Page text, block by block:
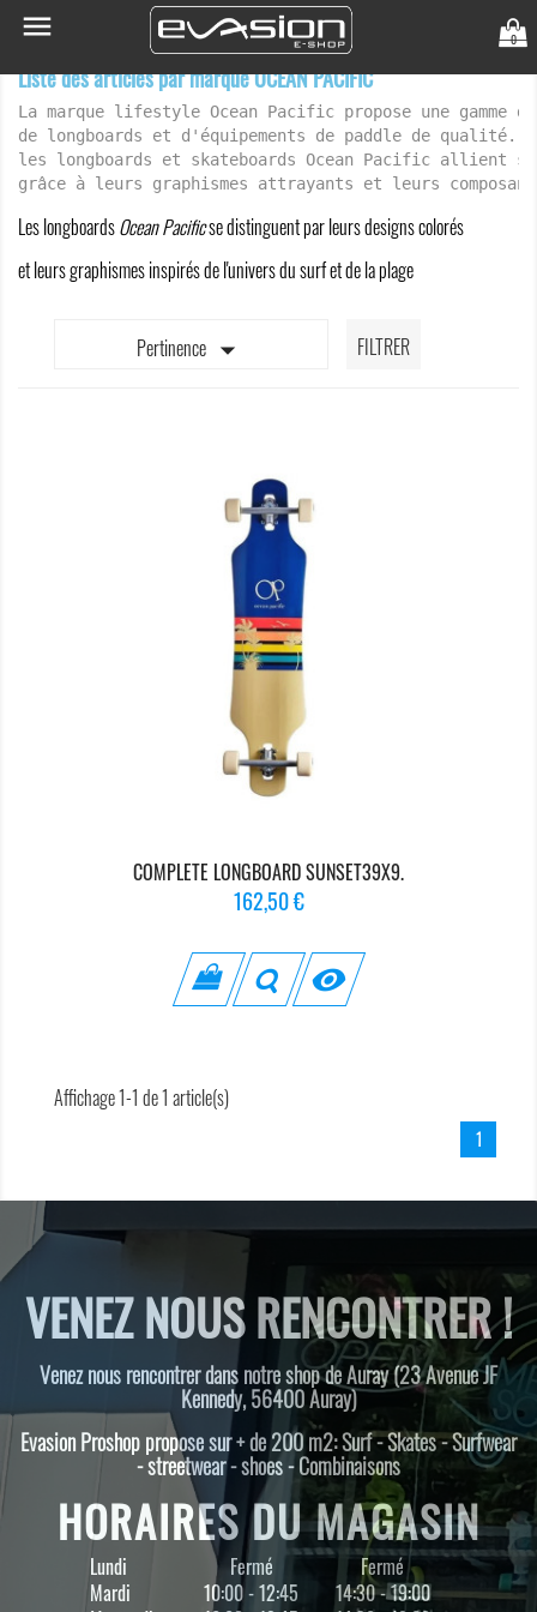
 0
Liste des articles par marque OCEAN PACIFIC
La marque lifestyle Ocean Pacific propose une gamme
de longboards et d'équipements de paddle de qualité.
les longboards et skateboards Ocean Pacific allient
grâce à leurs graphismes attrayants et leurs
Les longboardsOcean Pacificse distinguent par leurs designs colorés
et leurs graphismes inspirés de l'univers du surf et de la plage
Pertinence  FILTRER
COMPLETE LONGBOARD SUNSET39X9.
Prix
162,50 €

Affichage 1-1 de 1 article(s)
1
VENEZ NOUS RENCONTRER !
Venez nous rencontrer dans notre shop de Auray (23 Avenue JF
Kennedy, 56400 Auray)
Evasion Proshop propose sur + de 200 m2: Surf - Skates - Surfwear
- streetwear - shoes - Combinaisons
HORAIRES DU MAGASIN
Lundi Fermé
Fermé
Mardi
10:00 - 12:45
14:30 - 19:00